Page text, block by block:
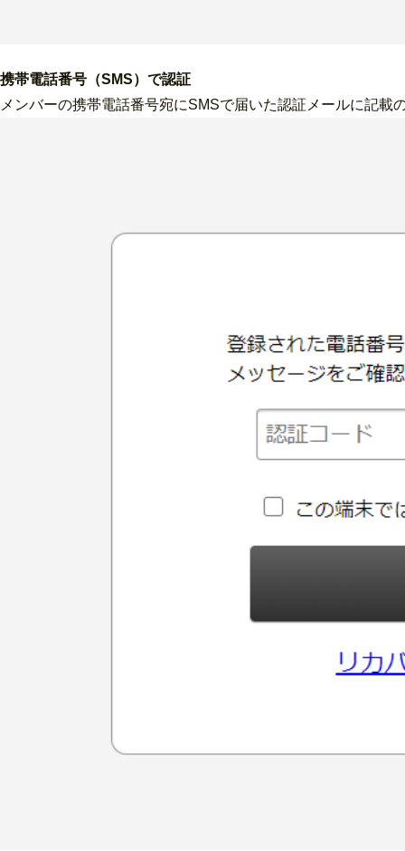
携帯電話番号（SMS）で認証
メンバーの携帯電話番号宛にSMSで届いた認証メールに記載